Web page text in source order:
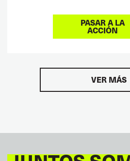
PASAR A LA
ACCIÓN
VER MÁS